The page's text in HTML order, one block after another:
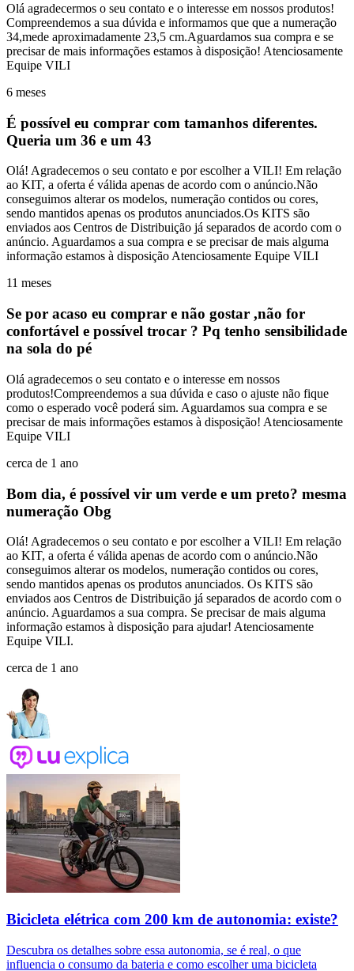
Olá agradecermos o seu contato e o interesse em nossos produtos!
Compreendemos a sua dúvida e informamos que que a numeração
34,mede aproximadamente 23,5 cm.Aguardamos sua compra e se
precisar de mais informações estamos à disposição! Atenciosamente
Equipe VILI
6 meses
É possível eu comprar com tamanhos diferentes.
Queria um 36 e um 43
Olá! Agradecemos o seu contato e por escolher a VILI! Em relação
ao KIT, a oferta é válida apenas de acordo com o anúncio.Não
conseguimos alterar os modelos, numeração contidos ou cores,
sendo mantidos apenas os produtos anunciados.Os KITS são
enviados aos Centros de Distribuição já separados de acordo com o
anúncio. Aguardamos a sua compra e se precisar de mais alguma
informação estamos à disposição Atenciosamente Equipe VILI
11 meses
Se por acaso eu comprar e não gostar ,não for
confortável e possível trocar ? Pq tenho sensibilidade
na sola do pé
Olá agradecemos o seu contato e o interesse em nossos
produtos!Compreendemos a sua dúvida e caso o ajuste não fique
como o esperado você poderá sim. Aguardamos sua compra e se
precisar de mais informações estamos à disposição! Atenciosamente
Equipe VILI
cerca de 1 ano
Bom dia, é possível vir um verde e um preto? mesma
numeração Obg
Olá! Agradecemos o seu contato e por escolher a VILI! Em relação
ao KIT, a oferta é válida apenas de acordo com o anúncio.Não
conseguimos alterar os modelos, numeração contidos ou cores,
sendo mantidos apenas os produtos anunciados. Os KITS são
enviados aos Centros de Distribuição já separados de acordo com o
anúncio. Aguardamos a sua compra. Se precisar de mais alguma
informação estamos à disposição para ajudar! Atenciosamente
Equipe VILI.
cerca de 1 ano
Bicicleta elétrica com 200 km de autonomia: existe?
Descubra os detalhes sobre essa autonomia, se é real, o que
influencia o consumo da bateria e como escolher uma bicicleta